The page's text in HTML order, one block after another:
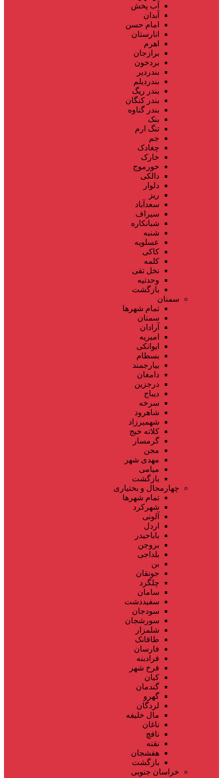
آب پخش
آبدان
امام حسن
انارستان
اهرم
برازجان
بردخون
بندردیر
بندردیلم
بندر ریگ
بندر کنگان
بندر گناوه
بنک
تنگ ارم
جم
چغادک
خارک
خورموج
دالکی
دلوار
ریز
سعدآباد
سیراف
شبانکاره
شنبه
عسلویه
کاکی
کلمه
نخل تقی
وحدتیه
بازگشت
سمنان
تمام شهر‌ها
سمنان
آرادان
امیریه
ایوانکی
بسطام
بیارجمند
دامغان
درجزین
دیباج
سرخه
شاهرود
شهمیرزاد
کلاته خیج
گرمسار
مجن
مهدی شهر
میامی
بازگشت
چهارمحال و بختیاری
تمام شهر‌ها
شهرکرد
آلونی
اردل
باباحیدر
بروجن
بلداجی
بن
جونقان
چلگرد
سامان
سفیددشت
سودجان
سورشجان
شلمزار
طاقانک
فارسان
فرادبنه
فرخ شهر
کیان
گندمان
گهرو
لردگان
مال خلیفه
ناغان
نافچ
نقنه
هفشجان
بازگشت
خراسان جنوبی